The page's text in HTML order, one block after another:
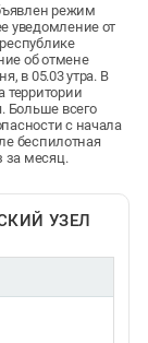
режим
уведомление от
об отмене
в 05.03 утра. В
территории
Больше всего
с начала
беспилотная
за месяц.
УЗЕЛ